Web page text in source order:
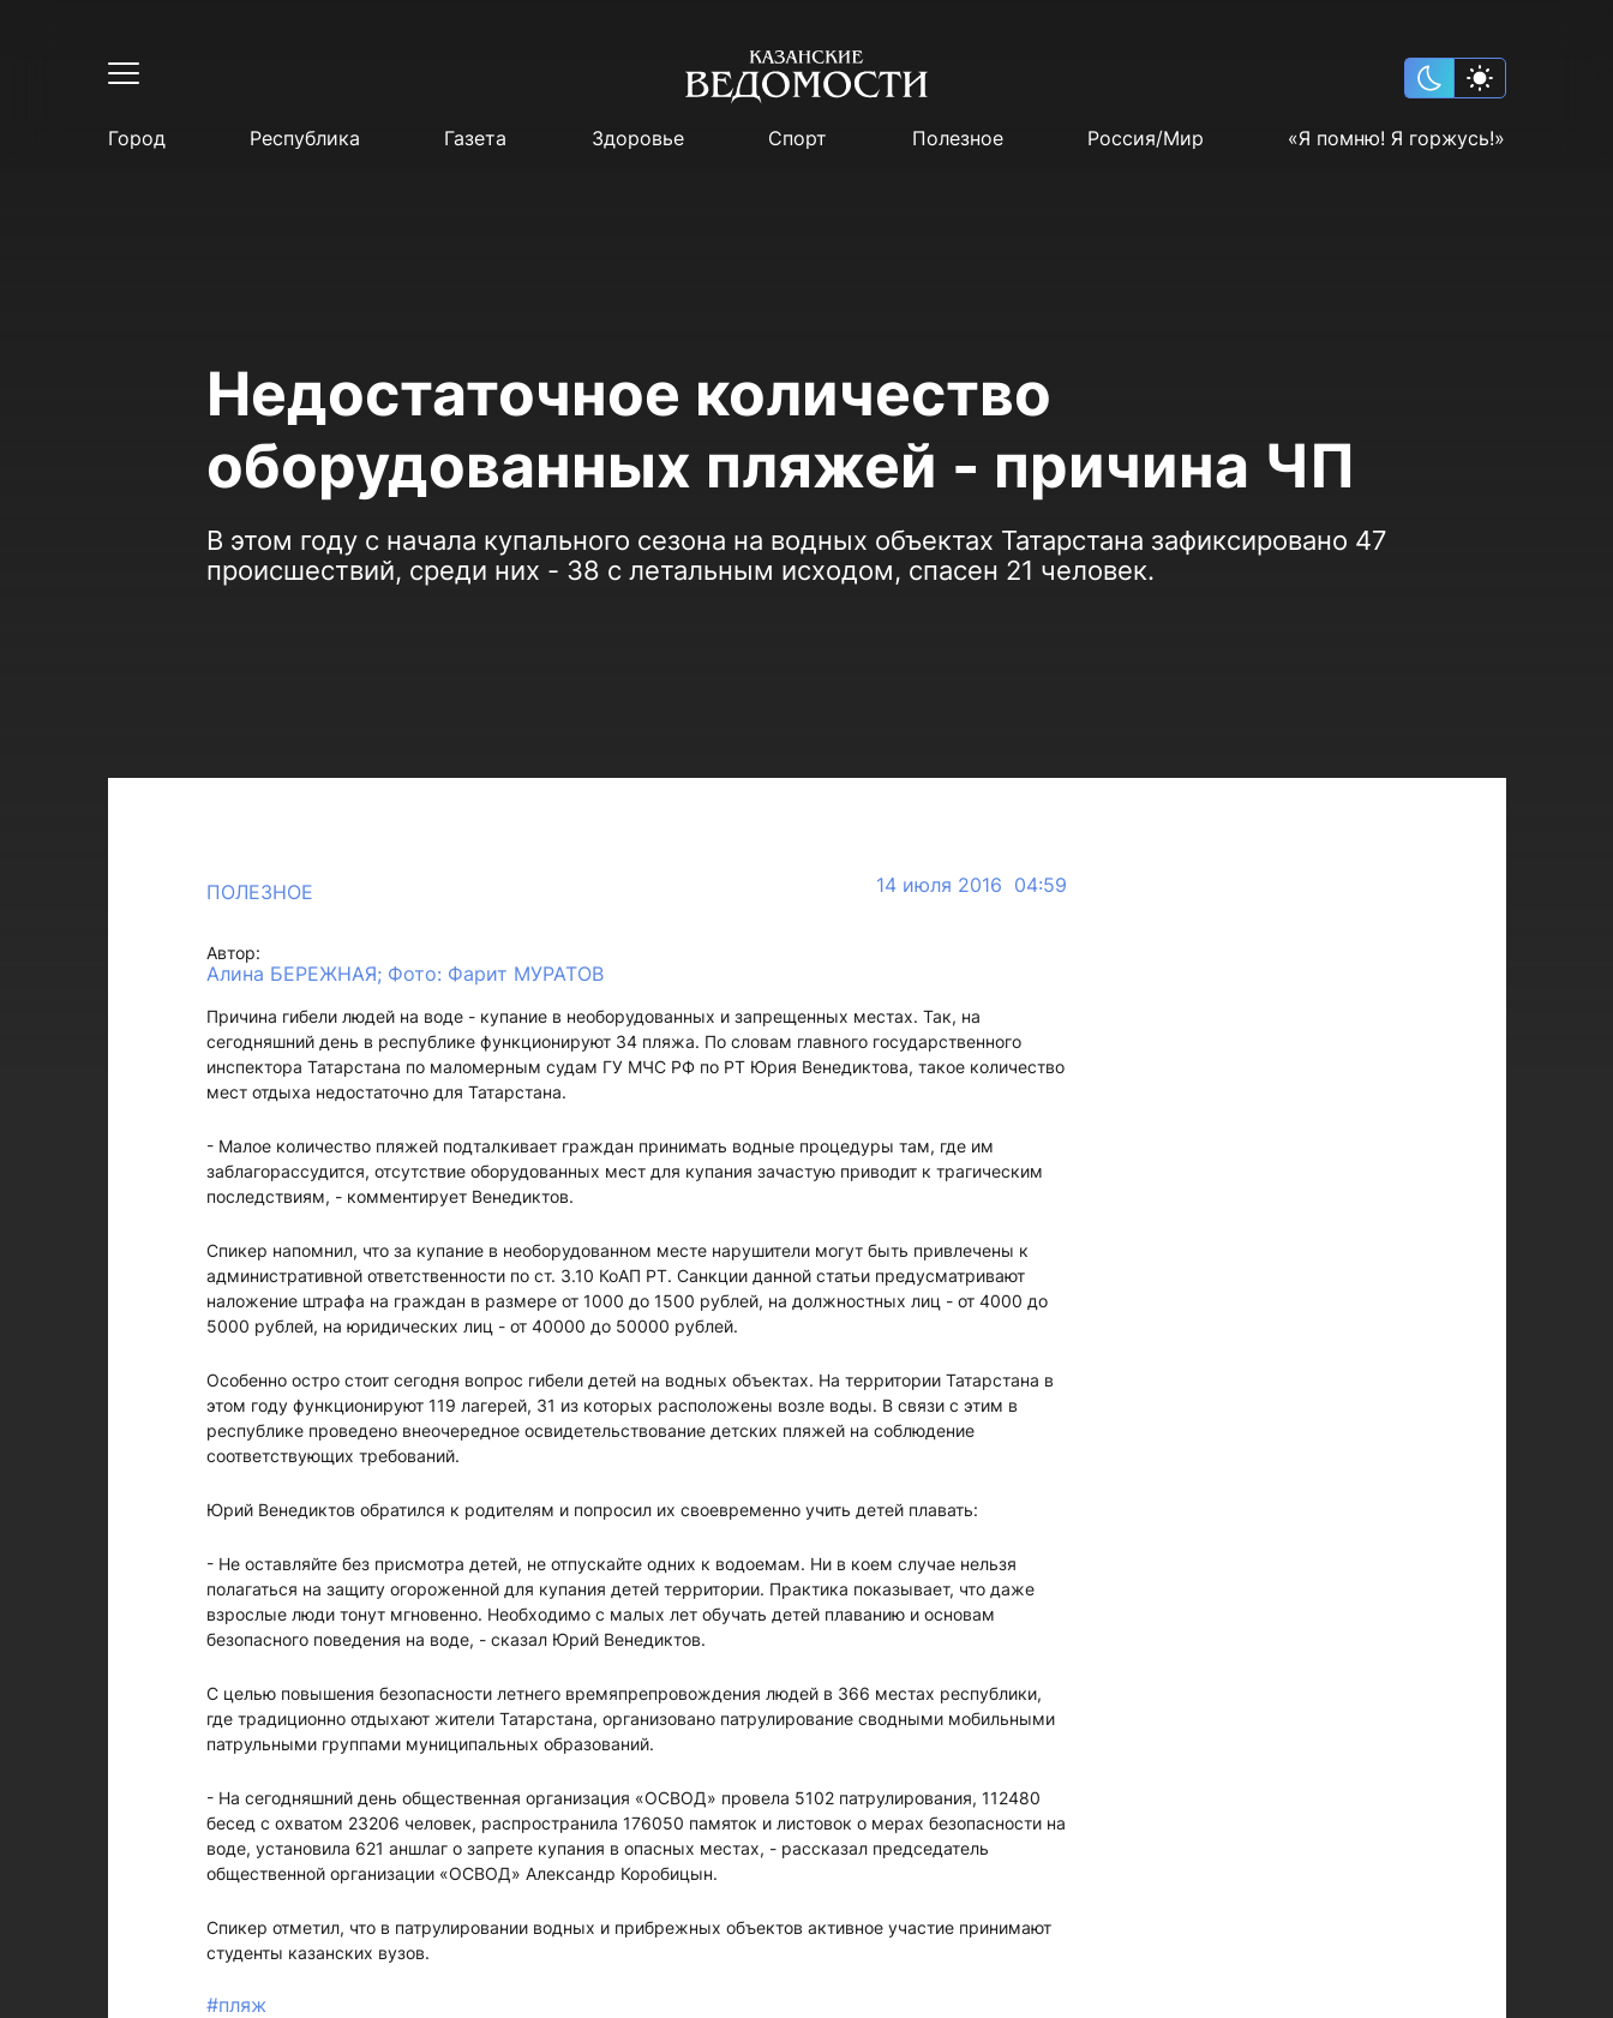
Город Республика Газета Здоровье Спорт Полезное Россия/Мир «Я помню! Я горжусь!»
Недостаточное количество
оборудованных пляжей - причина ЧП
В этом году с начала купального сезона на водных объектах Татарстана зафиксировано 47
происшествий, среди них - 38 с летальным исходом, спасен 21 человек.
ПОЛЕЗНОЕ 14 июля 2016 04:59
Автор:
Алина БЕРЕЖНАЯ; Фото: Фарит МУРАТОВ
Причина гибели людей на воде - купание в необорудованных и запрещенных местах. Так, на
сегодняшний день в республике функционируют 34 пляжа. По словам главного государственного
инспектора Татарстана по маломерным судам ГУ МЧС РФ по РТ Юрия Венедиктова, такое количество
мест отдыха недостаточно для Татарстана.
- Малое количество пляжей подталкивает граждан принимать водные процедуры там, где им
заблагорассудится, отсутствие оборудованных мест для купания зачастую приводит к трагическим
последствиям, - комментирует Венедиктов.
Спикер напомнил, что за купание в необорудованном месте нарушители могут быть привлечены к
административной ответственности по ст. 3.10 КоАП РТ. Санкции данной статьи предусматривают
наложение штрафа на граждан в размере от 1000 до 1500 рублей, на должностных лиц - от 4000 до
5000 рублей, на юридических лиц - от 40000 до 50000 рублей.
Особенно остро стоит сегодня вопрос гибели детей на водных объектах. На территории Татарстана в
этом году функционируют 119 лагерей, 31 из которых расположены возле воды. В связи с этим в
республике проведено внеочередное освидетельствование детских пляжей на соблюдение
соответствующих требований.
Юрий Венедиктов обратился к родителям и попросил их своевременно учить детей плавать:
- Не оставляйте без присмотра детей, не отпускайте одних к водоемам. Ни в коем случае нельзя
полагаться на защиту огороженной для купания детей территории. Практика показывает, что даже
взрослые люди тонут мгновенно. Необходимо с малых лет обучать детей плаванию и основам
безопасного поведения на воде, - сказал Юрий Венедиктов.
С целью повышения безопасности летнего времяпрепровождения людей в 366 местах республики,
где традиционно отдыхают жители Татарстана, организовано патрулирование сводными мобильными
патрульными группами муниципальных образований.
- На сегодняшний день общественная организация «ОСВОД» провела 5102 патрулирования, 112480
бесед с охватом 23206 человек, распространила 176050 памяток и листовок о мерах безопасности на
воде, установила 621 аншлаг о запрете купания в опасных местах, - рассказал председатель
общественной организации «ОСВОД» Александр Коробицын.
Спикер отметил, что в патрулировании водных и прибрежных объектов активное участие принимают
студенты казанских вузов.
#пляж